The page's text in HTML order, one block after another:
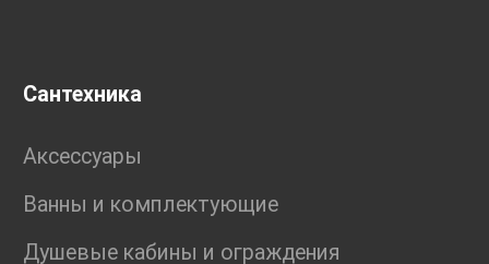
Сантехника
Аксессуары
Ванны и комплектующие
Душевые кабины и ограждения